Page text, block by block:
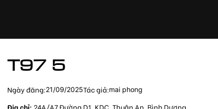
T97 5
Ngày đăng:21/09/2025Tác giả:mai phong
Địa chỉ: 24A/A7 Đường D1, KDC, Thuận An, Bình Dương